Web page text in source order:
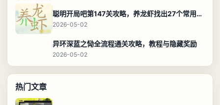
聪明开局吧第147关攻略，养龙虾找出27个常用字通关答案
2026-05-02
异环深蓝之恸全流程通关攻略，教程与隐藏奖励
2026-05-02
热门文章